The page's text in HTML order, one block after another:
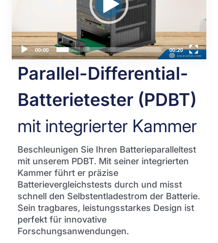
00:00 00:20
Parallel-Differential-
Batterietester (PDBT)
mit integrierter Kammer
Beschleunigen Sie Ihren Batterieparalleltest
mit unserem PDBT. Mit seiner integrierten
Kammer führt er präzise
Batterievergleichstests durch und misst
schnell den Selbstentladestrom der Batterie.
Sein tragbares, leistungsstarkes Design ist
perfekt für innovative
Forschungsanwendungen.